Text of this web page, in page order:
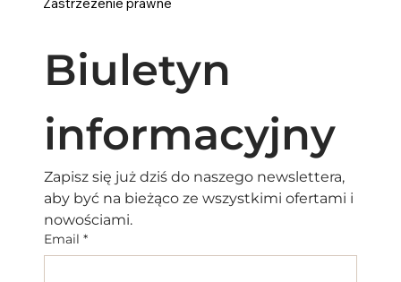
Biuletyn
informacyjny
Zapisz się już dziś do naszego newslettera,
aby być na bieżąco ze wszystkimi ofertami i
nowościami.
Email *
Zastrzeżenie prawne